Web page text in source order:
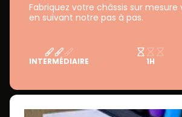
Fabriquez votre châssis sur
en suivant notre pas à pas.
INTERMÉDIAIRE 1H